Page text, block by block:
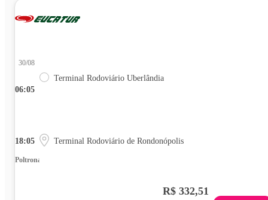
06:05
30/08
Terminal Rodoviário Uberlândia
18:05 Terminal Rodoviário de Rondonópolis
Poltrona
R$ 332,51